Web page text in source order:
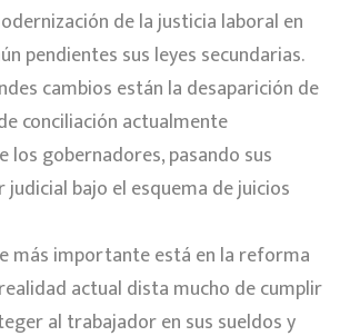
de la justicia laboral en
pendientes sus leyes secundarias.
cambios están la desaparición de
conciliación actualmente
los gobernadores, pasando sus
bajo el esquema de juicios
más importante está en la reforma
actual dista mucho de cumplir
al trabajador en sus sueldos y